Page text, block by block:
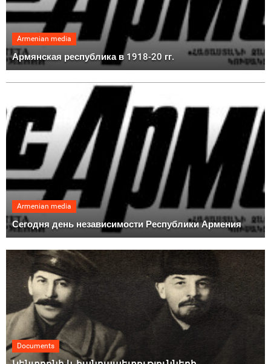
Armenian media
Армянская республика в 1918-20 гг.
Armenian media
Сегодня день независимости Республики Армения
Documents